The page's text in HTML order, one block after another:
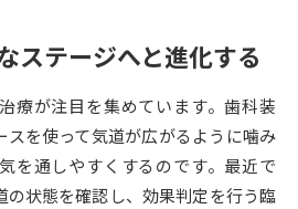
受験スケジュールを立てよう
テレメール全国一斉進学調査
ステージへと進化する
療が注目を集めています。歯科装
スを使って気道が広がるように噛み
を通しやすくするのです。最近で
の状態を確認し、効果判定を行う臨